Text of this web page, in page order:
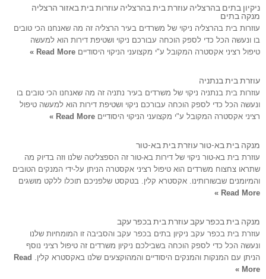
ניקיון בתים בהרצליה עוזרת בית בהרצליה עוזרות בית באזור הרצליה
מנקה בתים
עוזרות בית בהרצליה ניקוי של משרדים בעיר הרצליה זה מה שאנחנו הכי טובים
בו ונעשה הכל כדי לספק הוכחה עבורכם ניקוי ושטיפת דירות הוא למעשה
טיפול רציני אקסטרה המקובל ע"י מקצועני הניקוי היסודיים Read More »
עוזרת בית בנתניה
עוזרות בית בנתניה ניקוי של משרדים בעיר נתניה זה מה שאנחנו הכי טובים בו
ונעשה הכל כדי לספק הוכחה עבורכם ניקוי ושטיפת דירות הוא למעשה טיפול
רציני אקסטרה המקובל ע"י מקצועני הניקוי היסודיים Read More »
מנקה בית בא-טור עוזרת בית בא-טור
עוזרת בית בא-טור ניקוי של דירות בא-טור זה הספצליטה שלנו וזה בדיוק מה
שתראו צחצוח משרדים הוא טיפול רציני אקסטרה הניתן על-ידי המנקים הטובים
והמיומנים שבשורותינו. אקסטרא קלין. בטקסט שלפניכם תוכלו ללקט מושגים
Read More »
מנקה בית בכפר עקב עוזרת בית בכפר עקב
עוזרת בית בכפר עקב ניקיון בתים בכפר עקב והסביבה זו המומחיות שלנו
ונעשה הכל כדי לספק הוכחה בשבילכם ניקיון משרדים זה טיפול רציני נוסף
הניתן עם המנקות והמנקים היסודיים והמהוקצעים שלנו באקסטרא קלין. Read
More »